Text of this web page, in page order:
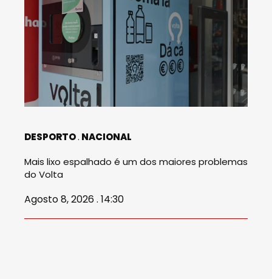
DESPORTO NACIONAL
Mais lixo espalhado é um dos maiores problemas
do Volta
Agosto 8, 2026 . 14:30